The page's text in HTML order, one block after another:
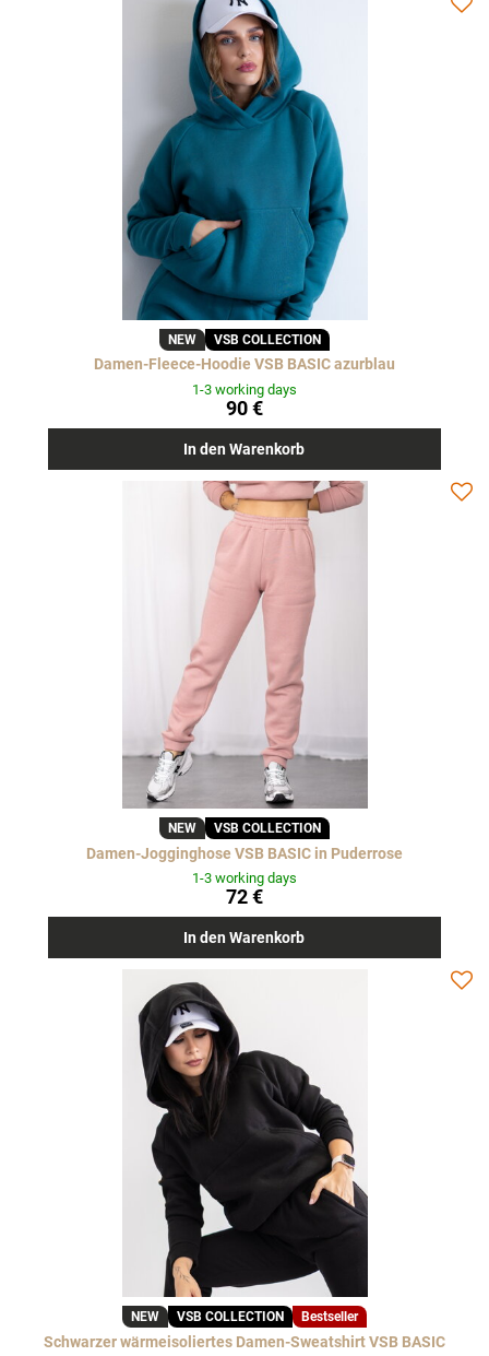
NEW VSB COLLECTION
Damen-Fleece-Hoodie VSB BASIC azurblau
1-3 working days
90 €
In den Warenkorb
NEW VSB COLLECTION
Damen-Jogginghose VSB BASIC in Puderrose
1-3 working days
72 €
In den Warenkorb
NEW VSB COLLECTION Bestseller
Schwarzer wärmeisoliertes Damen-Sweatshirt VSB BASIC